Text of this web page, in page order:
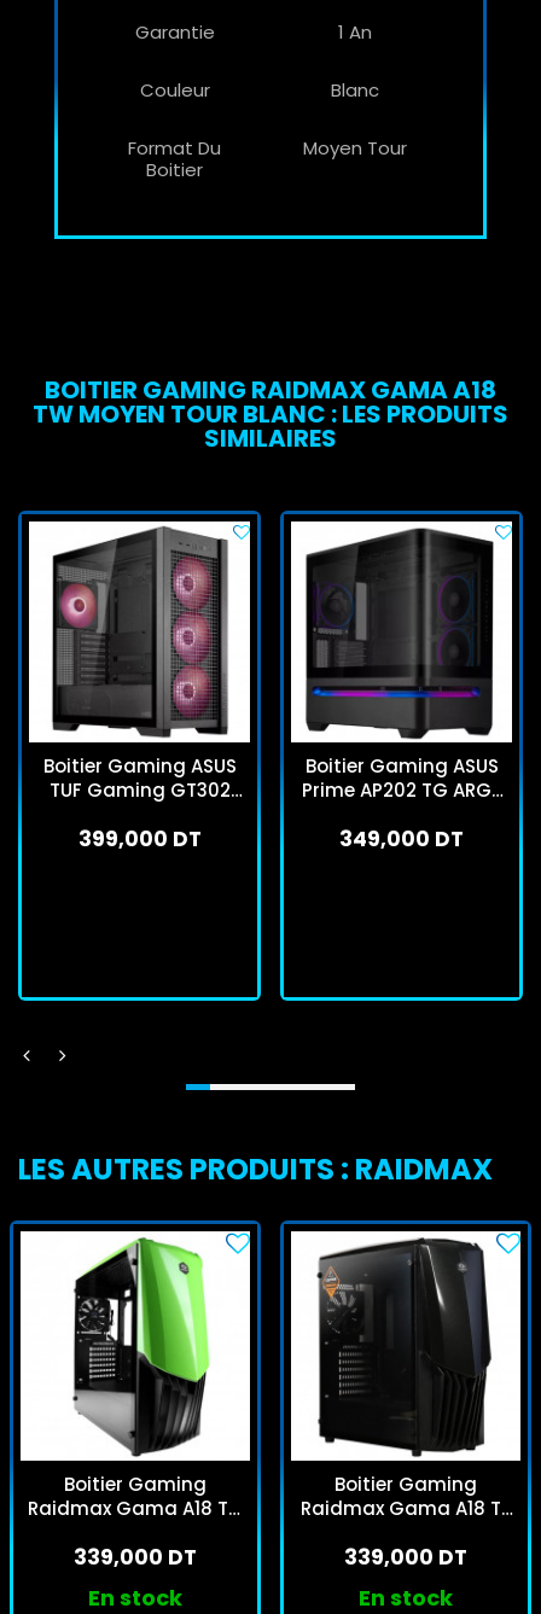
Garantie 1 An
Couleur Blanc
Format Du
Boitier
Moyen Tour
BOITIER GAMING RAIDMAX GAMA A18
TW MOYEN TOUR BLANC : LES PRODUITS
SIMILAIRES
Boitier Gaming ASUS
TUF Gaming GT302
399,000 DT
Boitier Gaming ASUS
Prime AP202 TG ARGB
349,000 DT
LES AUTRES PRODUITS : RAIDMAX
Boitier Gaming
Raidmax Gama A18 TG
339,000 DT
En stock
Boitier Gaming
Raidmax Gama A18 TB
339,000 DT
En stock